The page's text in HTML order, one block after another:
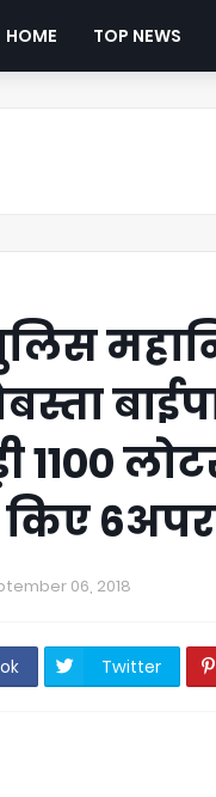
HOME TOP NEWS
1100
06, 2018
Twitter